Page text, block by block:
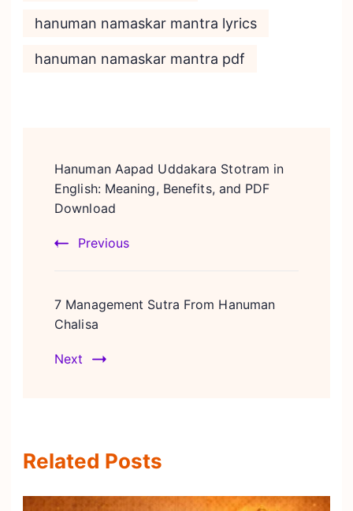
hanuman namaskar mantra lyrics
hanuman namaskar mantra pdf
Navigation
Hanuman Aapad Uddakara Stotram in
English: Meaning, Benefits, and PDF
Download
Previous
7 Management Sutra From Hanuman
Chalisa
Next
Related Posts